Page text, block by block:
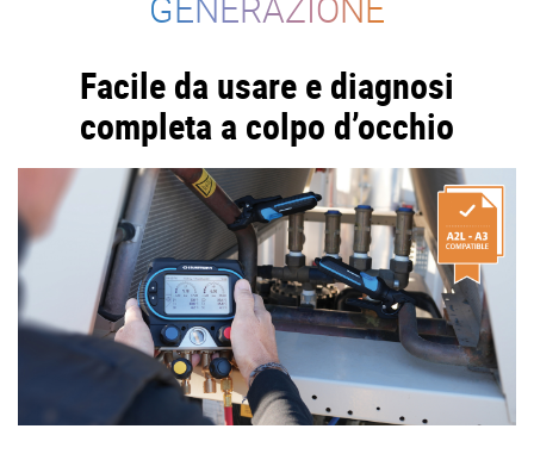
Facile da usare e diagnosi
completa a colpo d’occhio